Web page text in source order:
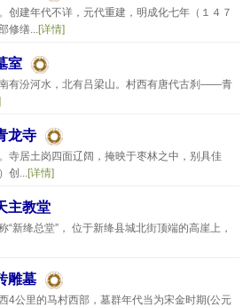
创建年代不详，元代重建，明成化七年（１４７
修缮...[详情]
室
有汾河水，北有吕梁山。村西有唐代古刹——青
龙寺
寺居土岗四面辽阔，掩映于枣林之中，别具佳
创...[详情]
主教堂
“新绛总堂”， 位于新绛县城北街顶端的高崖上，
雕墓
4公里的马村西部，墓群年代当为宋金时期(公元